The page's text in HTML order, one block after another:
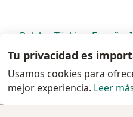
Polska se abre en una
Türkiye se abre
España
Portugal
se abre en
México seChile
Tu privacidad es
Usamos cookies para
mejor experiencia. Leer